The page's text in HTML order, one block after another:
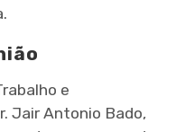
e
Jair Antonio Bado,